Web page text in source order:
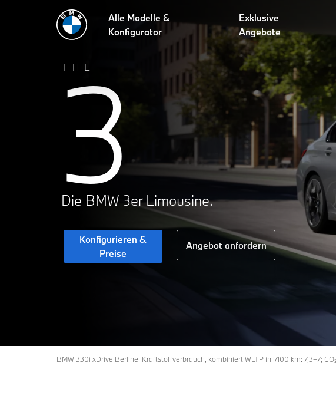
Alle Modelle &
Konfigurator
Exklusive
Angebote
THE
3
Die BMW 3er Limousine.
Konfigurieren &
Preise
Angebot anfordern
BMW 330i xDrive Berline: Kraftstoffverbrauch, kombiniert WLTP in l/100 km: 7,3–7;
Technische Daten Design Technologien Fahrdynamik Leasen &